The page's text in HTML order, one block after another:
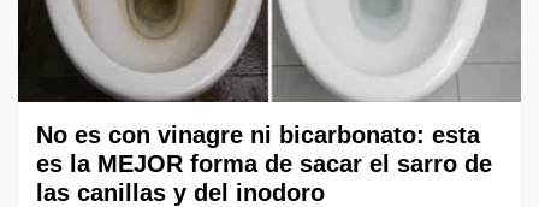
No es con vinagre ni bicarbonato: esta
es la MEJOR forma de sacar el sarro de
las canillas y del inodoro